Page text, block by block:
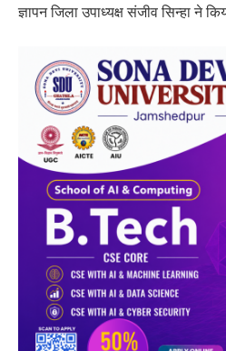
ज्ञापन जिला उपाध्यक्ष संजीव सिन्हा ने